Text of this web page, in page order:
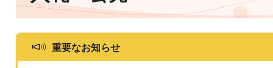
重要なお知らせ